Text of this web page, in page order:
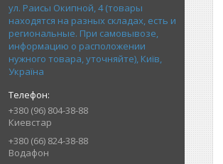
ул. Раисы Окипной, 4 (товары
находятся на разных складах, есть и
региональные. При самовывозе,
информацию о расположении
нужного товара, уточняйте), Київ,
Україна
+380 (96) 804-38-88
Киевстар
+380 (66) 824-38-88
Водафон